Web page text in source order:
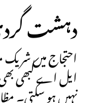
دہشت
احتجاج میں شریک
ایل اے کبھی
نہیں ہو سکتی۔